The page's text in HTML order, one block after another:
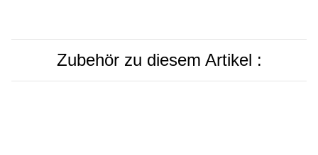
Zubehör zu diesem Artikel :